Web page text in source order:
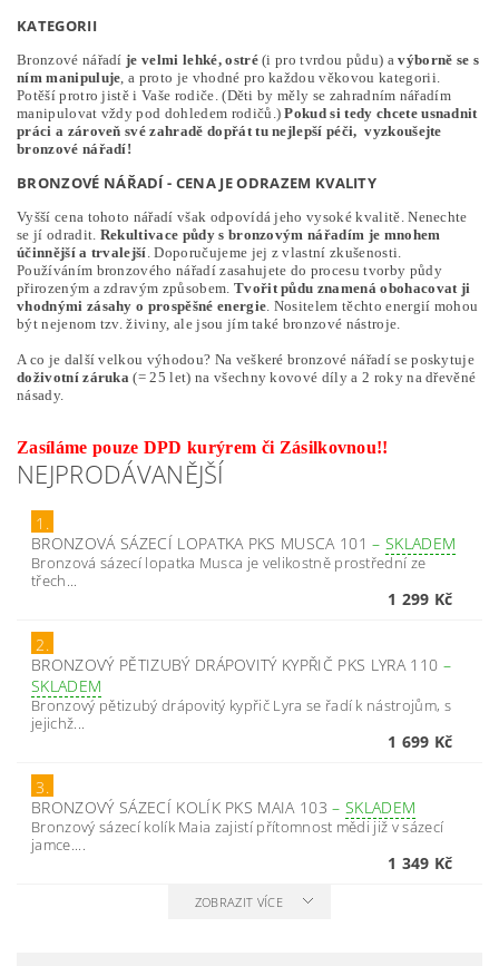
KATEGORII
Bronzové nářadíje velmi lehké, ostré(i pro tvrdou půdu) avýborně se s
ním manipuluje, a proto je vhodné pro každou věkovou kategorii.
Potěší protro jistě i Vaše rodiče. (Děti by měly se zahradním nářadím
manipulovat vždy pod dohledem rodičů.) Pokud si tedy chcete usnadnit
práci a zároveň své zahradě dopřát tu nejlepší péči, vyzkoušejte
bronzové nářadí!
BRONZOVÉ NÁŘADÍ - CENA JE ODRAZEM KVALITY
Vyšší cena tohoto nářadí však odpovídá jeho vysoké kvalitě. Nenechte
se jí odradit. Rekultivace půdy s bronzovým nářadím je mnohem
účinnější a trvalejší. Doporučujeme jej z vlastní zkušenosti.
Používáním bronzového nářadí zasahujete do procesu tvorby půdy
přirozeným a zdravým způsobem. Tvořit půdu znamená obohacovat ji
vhodnými zásahy o prospěšné energie. Nositelem těchto energií mohou
být nejenom tzv. živiny, ale jsou jím také bronzové nástroje.
A co je další velkou výhodou? Na veškeré bronzové nářadí se poskytuje
doživotní záruka (= 25 let) na všechny kovové díly a 2 roky na dřevěné
násady.
Zasíláme pouze DPD kurýrem či Zásilkovnou!!
NEJPRODÁVANĚJŠÍ
1.
BRONZOVÁ SÁZECÍ LOPATKA PKS MUSCA 101– SKLADEM
Bronzová sázecí lopatka Musca je velikostně prostřední ze
třech...
1 299 Kč
2.
BRONZOVÝ PĚTIZUBÝ DRÁPOVITÝ KYPŘIČ PKS LYRA 110 –
SKLADEM
Bronzový pětizubý drápovitý kypřič Lyra se řadí k nástrojům, s
jejichž...
1 699 Kč
3.
BRONZOVÝ SÁZECÍ KOLÍK PKS MAIA 103– SKLADEM
Bronzový sázecí kolík Maia zajistí přítomnost mědi již v sázecí
jamce....
1 349 Kč
ZOBRAZIT VÍCE